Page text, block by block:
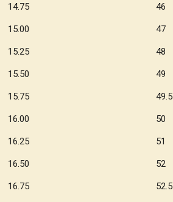
14.75 46
15.00 47
15.25 48
15.50 49
15.75 49.5
16.00 50
16.25 51
16.50 52
16.75 52.5